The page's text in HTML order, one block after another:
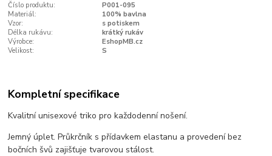
Číslo produktu:
P001-095
Materiál:
100% bavlna
Vzor:
s potiskem
Délka rukávu:
krátký rukáv
Výrobce:
EshopMB.cz
Velikost:
S
Kompletní specifikace
Kvalitní unisexové triko pro každodenní nošení.
Jemný úplet. Průkrčník s přídavkem elastanu a provedení bez
bočních švů zajišťuje tvarovou stálost.